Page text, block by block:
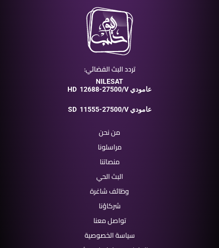
تردد البث الفضائي:
NILESAT
HD
12688-27500/V عامودي
SD 11555-27500/V عامودي
من نحن
مراسلونا
منصاتنا
البث الحي
وظائف شاغرة
شركاؤنا
تواصل معنا
سياسة الخصوصية